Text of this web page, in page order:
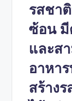
รสชา
ซ้อน
และส
อาหา
สร้าง